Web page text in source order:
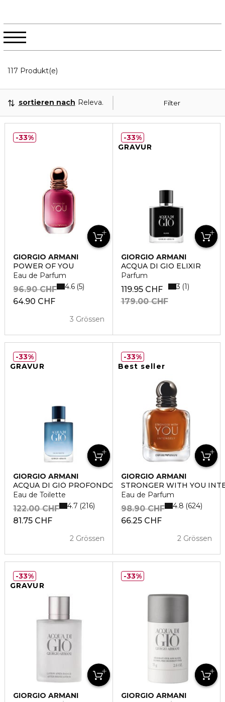
117 Produkt(e)
Filter
sortieren nach Relevanz
GIORGIO ARMANI
POWER OF YOU
Eau de Parfum
64.90 CHF
96.90 CHF
3 Grössen
4.6 5
33%
GRAVUR
GIORGIO ARMANI
ACQUA DI GIO ELIXIR
Parfum
119.95 CHF
179.00 CHF
3 1
33%
GRAVUR
GIORGIO ARMANI
ACQUA DI GIÒ PROFONDO
Eau de Toilette
81.75 CHF
122.00 CHF
2 Grössen
4.7 216
33%
Best seller
GIORGIO ARMANI
STRONGER WITH YOU
Eau de Parfum
66.25 CHF
98.90 CHF
2 Grössen
4.8 624
33%
GRAVUR
GIORGIO ARMANI
33%
GIORGIO ARMANI
33%